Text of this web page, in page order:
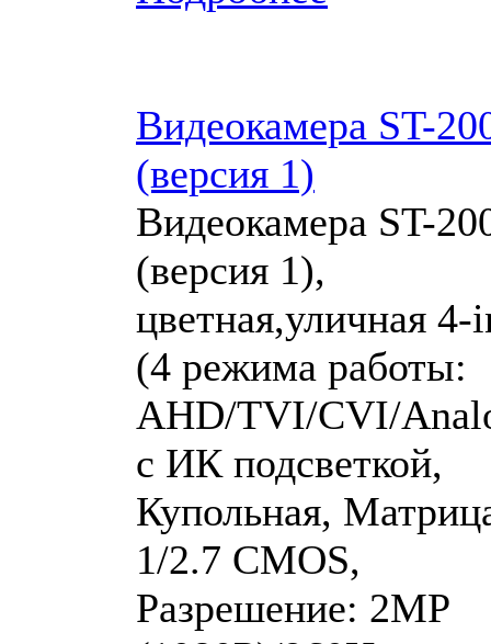
Видеокамера ST-
(версия 1)
Видеокамера ST-
(версия 1),
цветная,уличная 4-
(4 режима работы:
AHD/TVI/CVI/
с ИК подсветкой,
Купольная,
1/2.7 CMOS,
Разрешение: 2MP